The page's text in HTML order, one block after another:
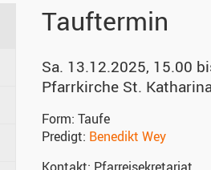
Tauftermin
Sa. 13.12.2025, 15.00
Pfarrkirche St.
Form: Taufe
Predigt: Benedikt Wey